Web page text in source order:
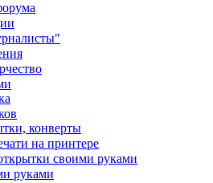
конверты
на принтере
своими руками
руками